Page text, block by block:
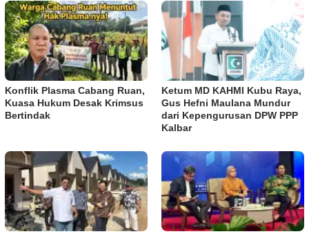
Konflik Plasma Cabang Ruan,
Kuasa Hukum Desak Krimsus
Bertindak
Ketum MD KAHMI Kubu Raya,
Gus Hefni Maulana Mundur
dari Kepengurusan DPW PPP
Kalbar